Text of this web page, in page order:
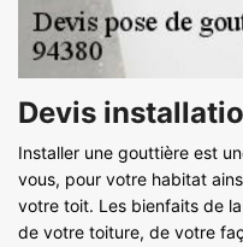
Devis
Installer une gouttière est
vous, pour votre habitat
votre toit. Les bienfaits de
de votre toiture, de votre